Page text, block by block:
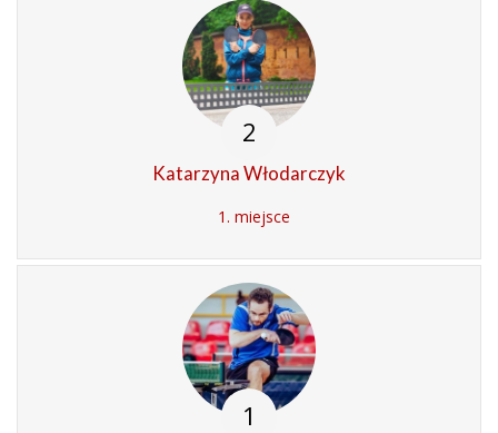
2
Katarzyna Włodarczyk
1. miejsce
1